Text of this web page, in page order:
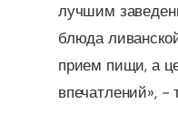
лучшим
блюда
прием пищи, а
впечатлений», -